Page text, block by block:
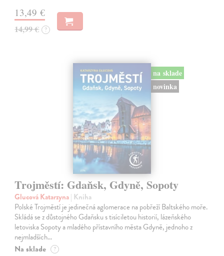
13,49 €
14,99 € ?
na sklade
novinka
Trojměstí: Gdaňsk, Gdyně, Sopoty
Glucová Katarzyna| Kniha
Polské Trojměstí je jedinečná aglomerace na pobřeží Baltského moře.
Skládá se z důstojného Gdaňsku s tisíciletou historií, lázeňského
letoviska Sopoty a mladého přístavního města Gdyně, jednoho z
nejmladších…
Na sklade ?